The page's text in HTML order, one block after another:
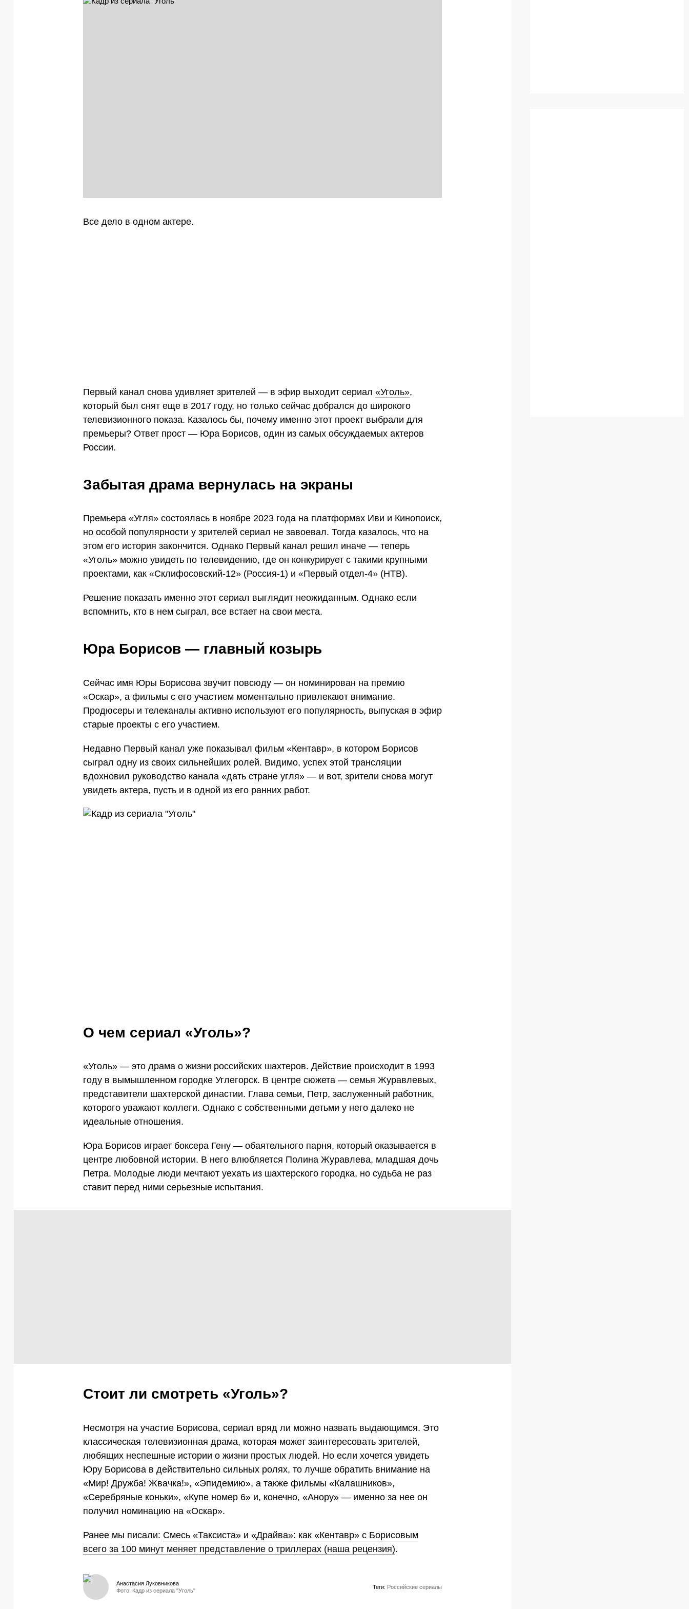
Все дело в одном актере.
Первый канал снова удивляет зрителей — в эфир выходит сериал «Уголь»,
который был снят еще в 2017 году, но только сейчас добрался до широкого
телевизионного показа. Казалось бы, почему именно этот проект выбрали для
премьеры? Ответ прост — Юра Борисов, один из самых обсуждаемых актеров
России.
Забытая драма вернулась на экраны
Премьера «Угля» состоялась в ноябре 2023 года на платформах Иви и Кинопоиск,
но особой популярности у зрителей сериал не завоевал. Тогда казалось, что на
этом его история закончится. Однако Первый канал решил иначе — теперь
«Уголь» можно увидеть по телевидению, где он конкурирует с такими крупными
проектами, как «Склифосовский-12» (Россия-1) и «Первый отдел-4» (НТВ).
Решение показать именно этот сериал выглядит неожиданным. Однако если
вспомнить, кто в нем сыграл, все встает на свои места.
Юра Борисов — главный козырь
Сейчас имя Юры Борисова звучит повсюду — он номинирован на премию
«Оскар», а фильмы с его участием моментально привлекают внимание.
Продюсеры и телеканалы активно используют его популярность, выпуская в эфир
старые проекты с его участием.
Недавно Первый канал уже показывал фильм «Кентавр», в котором Борисов
сыграл одну из своих сильнейших ролей. Видимо, успех этой трансляции
вдохновил руководство канала «дать стране угля» — и вот, зрители снова могут
увидеть актера, пусть и в одной из его ранних работ.
О чем сериал «Уголь»?
«Уголь» — это драма о жизни российских шахтеров. Действие происходит в 1993
году в вымышленном городке Углегорск. В центре сюжета — семья Журавлевых,
представители шахтерской династии. Глава семьи, Петр, заслуженный работник,
которого уважают коллеги. Однако с собственными детьми у него далеко не
идеальные отношения.
Юра Борисов играет боксера Гену — обаятельного парня, который оказывается в
центре любовной истории. В него влюбляется Полина Журавлева, младшая дочь
Петра. Молодые люди мечтают уехать из шахтерского городка, но судьба не раз
ставит перед ними серьезные испытания.
Стоит ли смотреть «Уголь»?
Несмотря на участие Борисова, сериал вряд ли можно назвать выдающимся. Это
классическая телевизионная драма, которая может заинтересовать зрителей,
любящих неспешные истории о жизни простых людей. Но если хочется увидеть
Юру Борисова в действительно сильных ролях, то лучше обратить внимание на
«Мир! Дружба! Жвачка!», «Эпидемию», а также фильмы «Калашников»,
«Серебряные коньки», «Купе номер 6» и, конечно, «Анору» — именно за нее он
получил номинацию на «Оскар».
Ранее мы писали: Смесь «Таксиста» и «Драйва»: как «Кентавр» с Борисовым
всего за 100 минут меняет представление о триллерах (наша рецензия).
Фото: Кадр из сериала "Уголь"
Анастасия Луковникова
Теги: Российские сериалы